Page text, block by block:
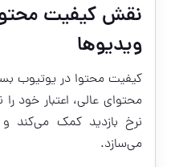
نقش کیفیت
ویدیوها
کیفیت محتوا در یوتیوب
محتوای عالی، اعتبار خود
نرخ بازدید کمک می‌کند
می‌سازد.